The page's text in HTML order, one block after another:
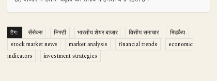
टैग: सेंसेक्स निफ्टी भारतीय शेयर बाजार वित्तीय समाचार
मिडकैप
stock market news
market analysis financial trends
economic
indicators
investment strategies